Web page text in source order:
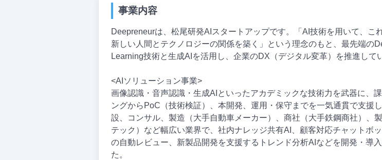
事業内容
Deepreneurは、松尾研発AIスタートアップです。「AI技術を用いて、こ
新しい人間とテクノロジーの関係を築く」という理念のもと、最先端の
Learning技術と生成AIを活用し、企業のDX（デジタル変革）を推進して
<AIソリューション事業>
画像認識・音声認識・生成AIといったアカデミックな技術力を武器に、
ングからPoC（技術検証）、本開発、運用・保守までを一気通貫で支援
設、コンサル、製造（大手自動車メーカー）、商社（大手鉄鋼商社）、
テック）など幅広い業界で、社内ナレッジ共有AI、顧客対応チャットボ
の自動レビュー、新製品開発を支援するトレンド分析AIなどを開発・導
た。